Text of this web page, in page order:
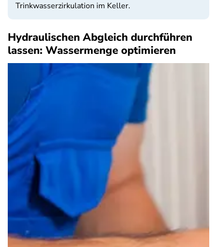
Trinkwasserzirkulation im Keller.
Hydraulischen Abgleich durchführen
lassen: Wassermenge optimieren